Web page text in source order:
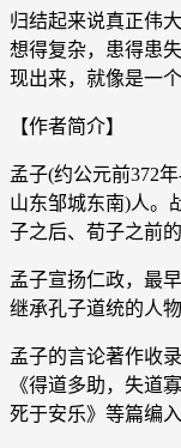
归结起来说真正伟
想得复杂，患得患
现出来，就像是一
【作者简介】
孟子(约公元前372
山东邹城东南)人。
子之后、荀子之前
孟子宣扬仁政，最
继承孔子道统的人
孟子的言论著作收
《得道多助，失道
死于安乐》等篇编